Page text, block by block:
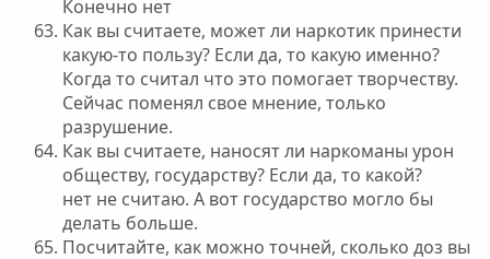
Конечно нет
Как вы считаете, может ли наркотик принести
какую-то пользу? Если да, то какую именно?
Когда то считал что это помогает творчеству.
Сейчас поменял свое мнение, только
разрушение.
Как вы считаете, наносят ли наркоманы урон
обществу, государству? Если да, то какой?
нет не считаю. А вот государство могло бы
делать больше.
Посчитайте, как можно точней, сколько доз вы